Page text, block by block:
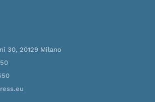
30, 20129 Milano